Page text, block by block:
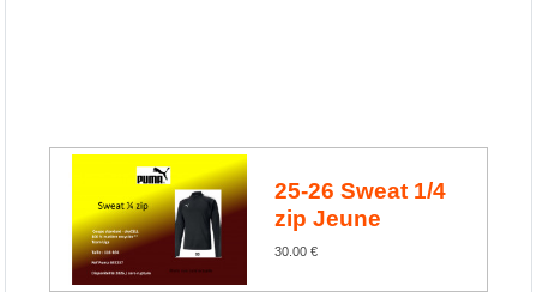
25-26 Sweat 1/4
zip Jeune
30.00 €